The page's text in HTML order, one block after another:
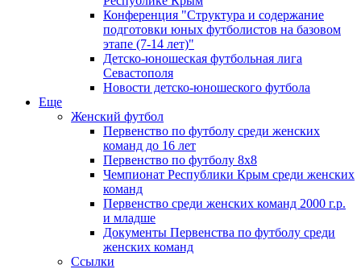
Конференция "Структура и содержание
подготовки юных футболистов на базовом
этапе (7-14 лет)"
Детско-юношеская футбольная лига
Севастополя
Новости детско-юношеского футбола
Еще
Женский футбол
Первенство по футболу среди женских
команд до 16 лет
Первенство по футболу 8х8
Чемпионат Республики Крым среди женских
команд
Первенство среди женских команд 2000 г.р.
и младше
Документы Первенства по футболу среди
женских команд
Ссылки